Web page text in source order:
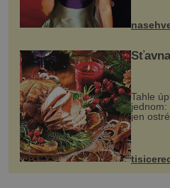
Tahle
jednom:
jen
krků.
vcelku 3